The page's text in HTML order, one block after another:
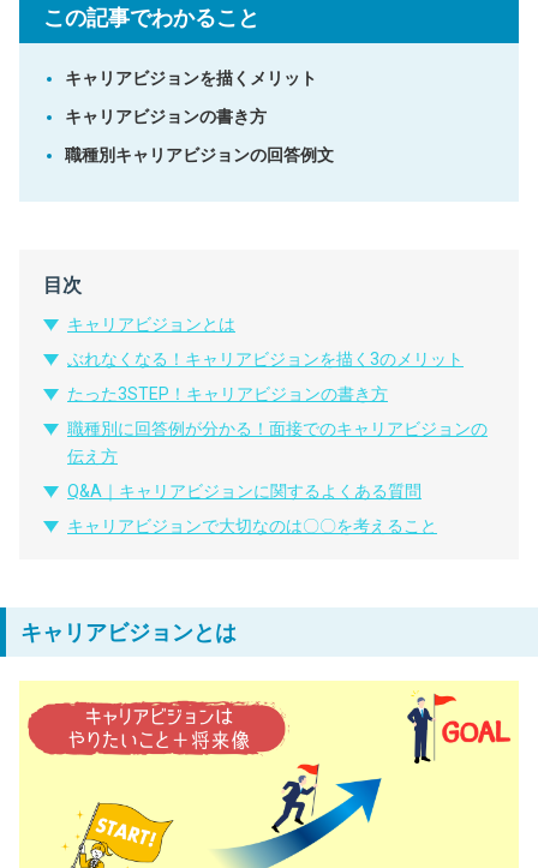
この記事でわかること
キャリアビジョンを描くメリット
キャリアビジョンの書き方
職種別キャリアビジョンの回答例文
目次
キャリアビジョンとは
ぶれなくなる！キャリアビジョンを描く3のメリット
たった3STEP！キャリアビジョンの書き方
職種別に回答例が分かる！面接でのキャリアビジョンの
伝え方
Q&A｜キャリアビジョンに関するよくある質問
キャリアビジョンで大切なのは〇〇を考えること
キャリアビジョンとは